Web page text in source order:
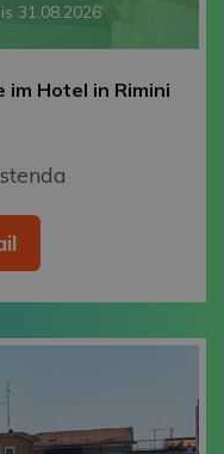
31.08.2026
Hotel in Rimini